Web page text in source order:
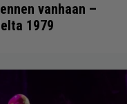
vanhaan –
1979